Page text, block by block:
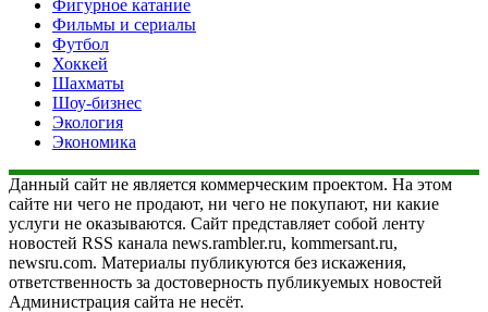
Фигурное катание
Фильмы и сериалы
Футбол
Хоккей
Шахматы
Шоу-бизнес
Экология
Экономика
Данный сайт не является коммерческим проектом. На этом
сайте ни чего не продают, ни чего не покупают, ни какие
услуги не оказываются. Сайт представляет собой ленту
новостей RSS канала news.rambler.ru, kommersant.ru,
newsru.com. Материалы публикуются без искажения,
ответственность за достоверность публикуемых новостей
Администрация сайта не несёт.